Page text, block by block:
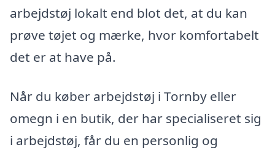
arbejdstøj lokalt end blot det, at du kan
prøve tøjet og mærke, hvor komfortabelt
det er at have på.
Når du køber arbejdstøj i Tornby eller
omegn i en butik, der har specialiseret sig
i arbejdstøj, får du en personlig og